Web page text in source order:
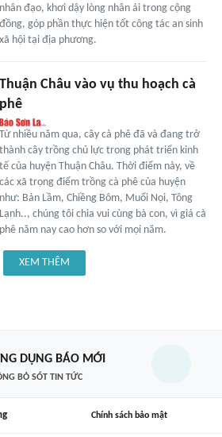
nhân đạo, khơi dậy lòng nhân ái trong cộng
đồng, góp phần thực hiện tốt công tác an sinh
xã hội tại địa phương.
Thuận Châu vào vụ thu hoạch cà
phê
Từ nhiều năm qua, cây cà phê đã và đang trở
thành cây trồng chủ lực trong phát triển kinh
tế của huyện Thuận Châu. Thời điểm này, về
các xã trọng điểm trồng cà phê của huyện
như: Bản Lầm, Chiềng Bôm, Muổi Nọi, Tông
Lạnh.., chúng tôi chia vui cùng bà con, vì giá cà
phê năm nay cao hơn so với mọi năm.
XEM THÊM
DỤNG BÁO MỚI
BỎ SÓT TIN TỨC
Chính sách bảo mật